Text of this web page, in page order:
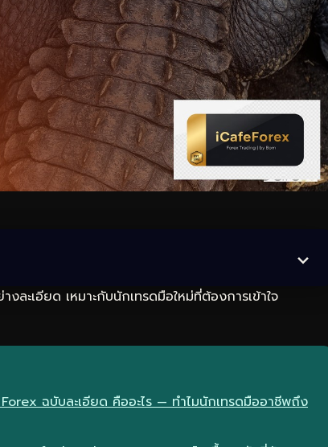
ละเอียด เหมาะกับนักเทรดมือใหม่ที่ต้องการเข้าใจ
ฉบับละเอียด คืออะไร — ทำไมนักเทรดมืออาชีพถึง